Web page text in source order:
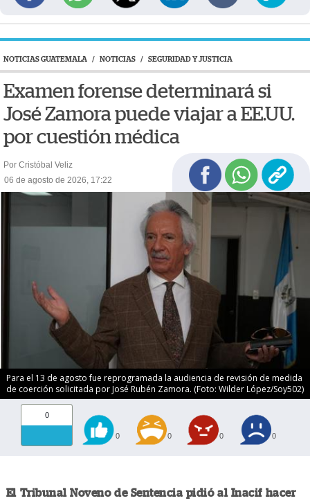
NOTICIAS GUATEMALA / NOTICIAS / SEGURIDAD Y JUSTICIA
Examen forense determinará si
José Zamora puede viajar a EE.UU.
por cuestión médica
Por Cristóbal Veliz
06 de agosto de 2026, 17:22
Para el 13 de agosto fue reprogramada la audiencia de revisión de medida
de coerción solicitada por José Rubén Zamora. (Foto: Wilder López/Soy502)
0
0 0 0 0
El Tribunal Noveno de Sentencia pidió al Inacif hacer